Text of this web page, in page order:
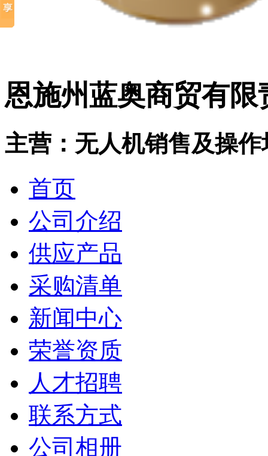
恩施州蓝奥商贸有限
主营：无人机销售及操
首页
公司介绍
供应产品
采购清单
新闻中心
荣誉资质
人才招聘
联系方式
公司相册